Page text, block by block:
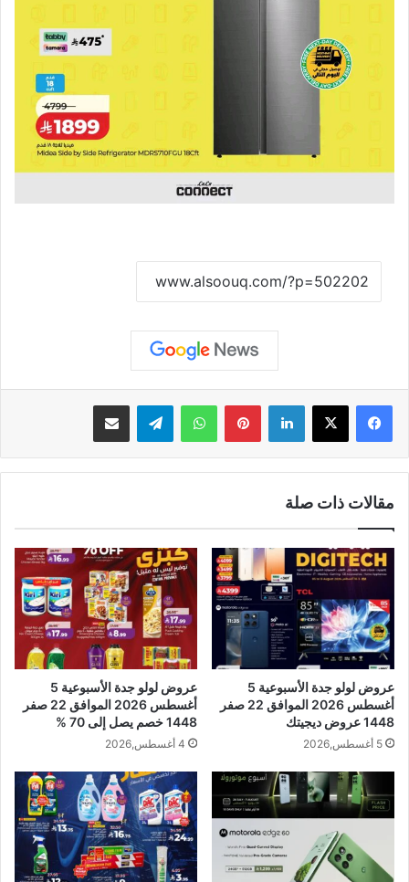
لينكدإن بينتيريستواتساب تيلقرام مشاركة عبر البريد
مقالات ذات صلة
عروض لولو جدة الأسبوعية 5
أغسطس 2026 الموافق 22 صفر
1448 عروض ديجيتك
5 أغسطس,2026
عروض لولو جدة الأسبوعية 5
أغسطس 2026 الموافق 22 صفر
1448 خصم يصل إلى 70 %
4 أغسطس,2026